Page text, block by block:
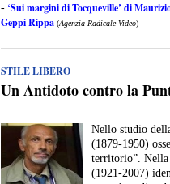
- ‘Sui margini di Tocqueville’ di
Geppi Rippa (Agenzia Radicale Video)
STILE LIBERO
Un Antidoto contro la
Nello studio
(1879-1950)
territorio”. Nella
(1921-2007)